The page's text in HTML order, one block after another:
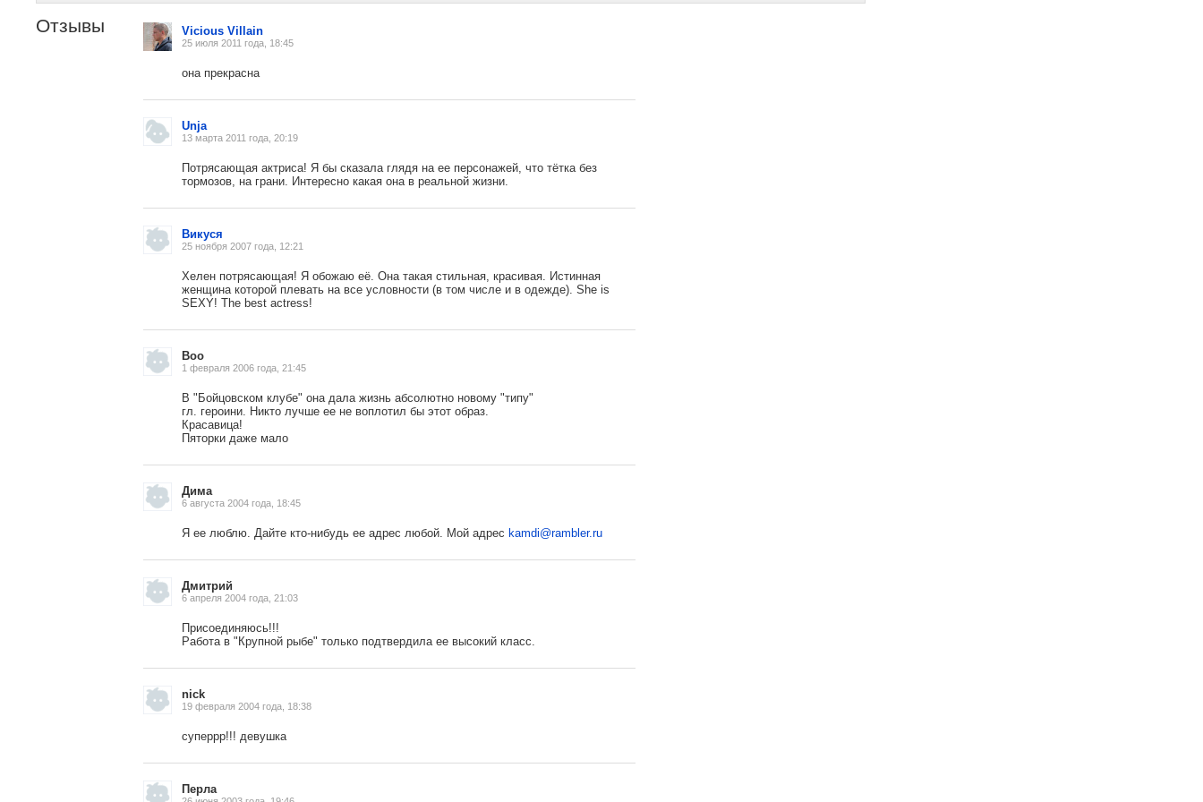
Отзывы Vicious Villain
25 июля 2011 года, 18:45
она прекрасна
Unja
13 марта 2011 года, 20:19
Потрясающая актриса! Я бы сказала глядя на ее персонажей, что тётка без
тормозов, на грани. Интересно какая она в реальной жизни.
Викуся
25 ноября 2007 года, 12:21
Хелен потрясающая! Я обожаю её. Она такая стильная, красивая. Истинная
женщина которой плевать на все условности (в том числе и в одежде). She is
SEXY! The best actress!
Boo
1 февраля 2006 года, 21:45
В "Бойцовском клубе" она дала жизнь абсолютно новому "типу"
гл. героини. Никто лучше ее не воплотил бы этот образ.
Красавица!
Пяторки даже мало
Дима
6 августа 2004 года, 18:45
Я ее люблю. Дайте кто-нибудь ее адрес любой. Мой адрес kamdi@rambler.ru
Дмитрий
6 апреля 2004 года, 21:03
Присоединяюсь!!!
Работа в "Крупной рыбе" только подтвердила ее высокий класс.
nick
19 февраля 2004 года, 18:38
суперрр!!! девушка
Перла
, поделитесь своим мнением